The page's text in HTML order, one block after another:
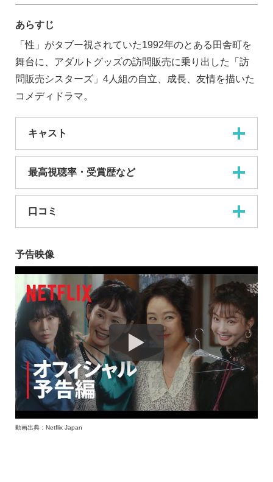
あらすじ
「性」がタブー視されていた1992年のとある田舎町を
舞台に、アダルトグッズの訪問販売に乗り出した「訪
問販売シスターズ」4人組の自立、成長、友情を描いた
コメディドラマ。
キャスト
最高視聴率・受賞歴など
口コミ
予告映像
動画出典：Netflix Japan